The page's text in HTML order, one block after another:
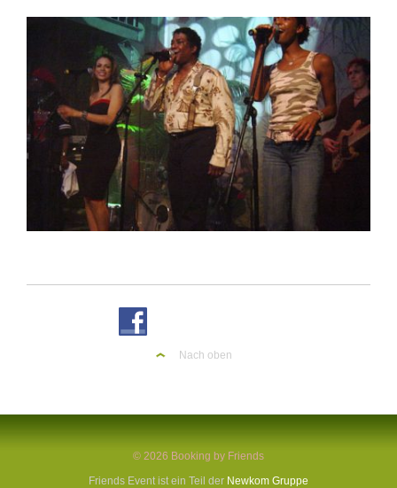
Nach oben
© 2026 Booking by Friends
Friends Event ist ein Teil der Newkom Gruppe